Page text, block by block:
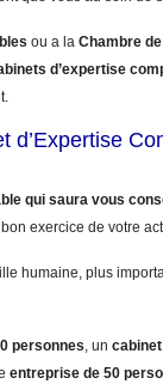
ou a la Chambre
d’expertise
d’Expertise
qui saura vous
exercice de votre
humaine, plus
personnes, un
entreprise de 50